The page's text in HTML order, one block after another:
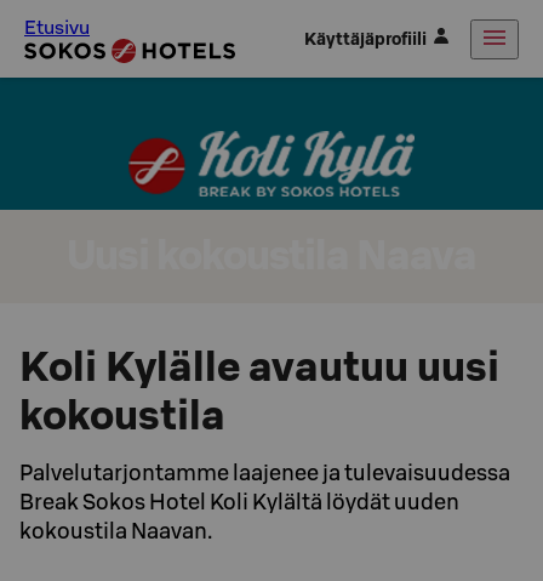
Etusivu Käyttäjäprofiili
Koli Kylälle avautuu uusi
kokoustila
Palvelutarjontamme laajenee ja tulevaisuudessa
Break Sokos Hotel Koli Kylältä löydät uuden
kokoustila Naavan.